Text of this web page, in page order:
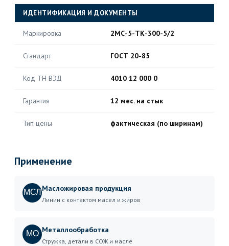
ИДЕНТИФИКАЦИЯ И ДОКУМЕНТЫ
Маркировка 2МС-5-ТК-300-5/2
Стандарт ГОСТ 20-85
Код ТН ВЭД 4010 12 000 0
Гарантия 12 мес. на стык
Тип цены фактическая (по ширинам)
Применение
МСЛМасложировая продукция
Линии с контактом масел и жиров
МО Металлообработка
Стружка, детали в СОЖ и масле